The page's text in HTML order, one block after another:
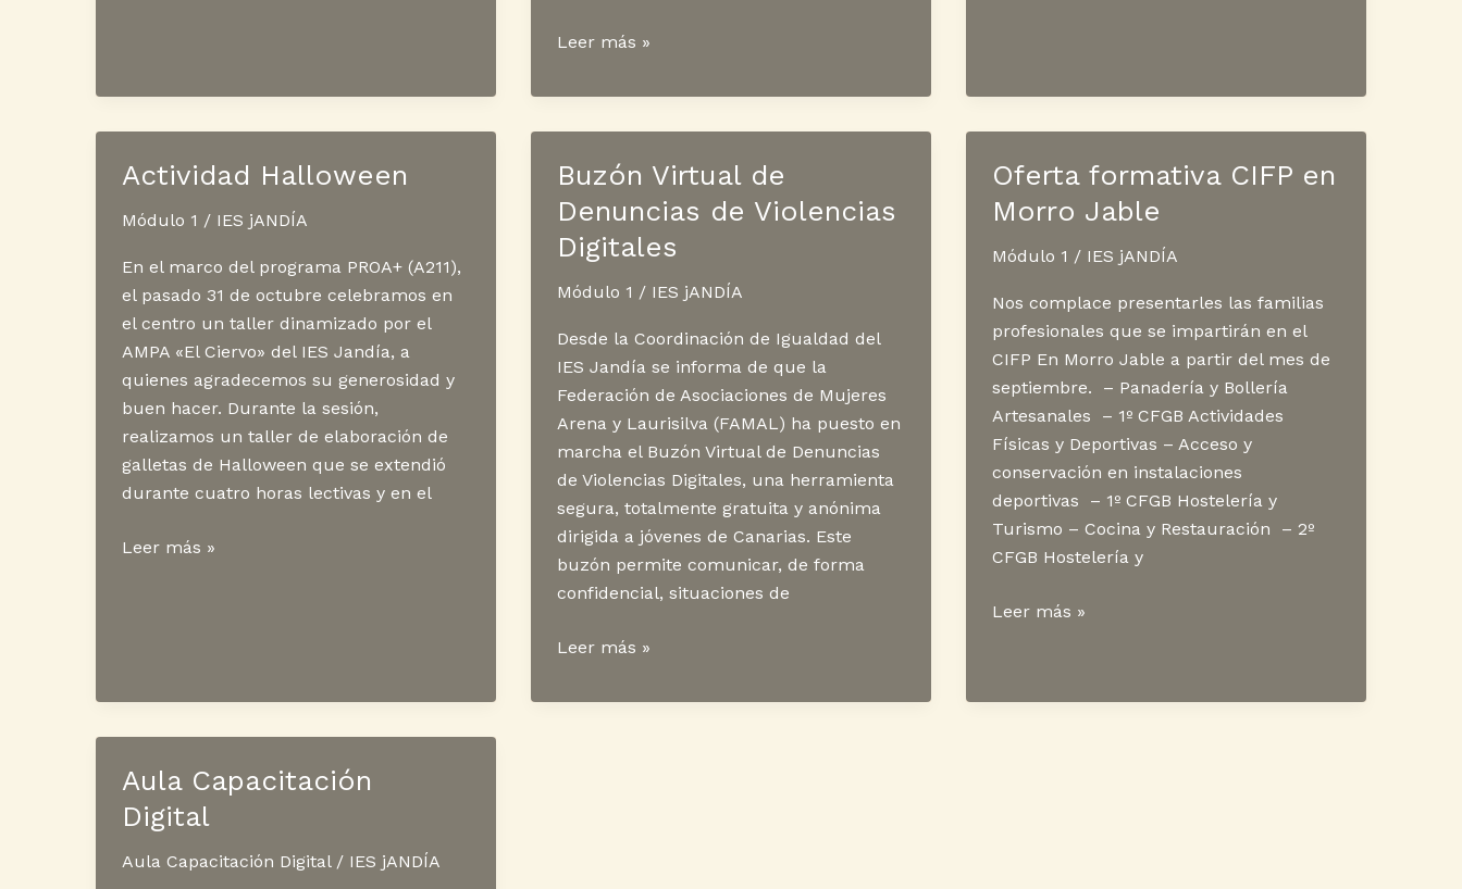
Nueva
Pincel
y
App
Familias
Leer más »
Actividad Halloween
Módulo 1 / IES jANDÍA
En el marco del programa PROA+ (A211),
el pasado 31 de octubre celebramos en
el centro un taller dinamizado por el
AMPA «El Ciervo» del IES Jandía, a
quienes agradecemos su generosidad y
buen hacer. Durante la sesión,
realizamos un taller de elaboración de
galletas de Halloween que se extendió
durante cuatro horas lectivas y en el
Actividad
Leer más »
Buzón Virtual de
Denuncias de Violencias
Digitales
Módulo 1 / IES jANDÍA
Desde la Coordinación de Igualdad del
IES Jandía se informa de que la
Federación de Asociaciones de Mujeres
Arena y Laurisilva (FAMAL) ha puesto en
marcha el Buzón Virtual de Denuncias
de Violencias Digitales, una herramienta
segura, totalmente gratuita y anónima
dirigida a jóvenes de Canarias. Este
buzón permite comunicar, de forma
confidencial, situaciones de
Buzón
de
Leer más »
Oferta formativa CIFP en
Morro Jable
Módulo 1 / IES jANDÍA
Nos complace presentarles las familias
profesionales que se impartirán en el
CIFP En Morro Jable a partir del mes de
septiembre. – Panadería y Bollería
Artesanales – 1º CFGB Actividades
Físicas y Deportivas – Acceso y
conservación en instalaciones
deportivas – 1º CFGB Hostelería y
Turismo – Cocina y Restauración – 2º
CFGB Hostelería y
Oferta
Leer más »
Aula Capacitación
Digital
Aula Capacitación Digital/ IES jANDÍA